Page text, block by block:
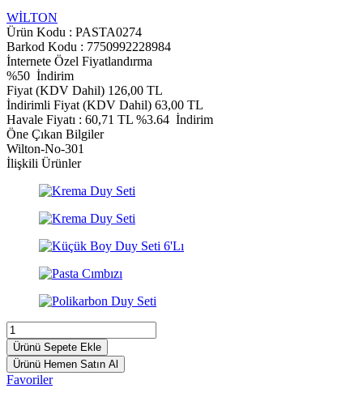
WİLTON
Ürün Kodu : PASTA0274
Barkod Kodu : 7750992228984
İnternete Özel Fiyatlandırma
%50 İndirim
Fiyat (KDV Dahil) 126,00 TL
İndirimli Fiyat (KDV Dahil) 63,00 TL
Havale Fiyatı : 60,71 TL %3.64 İndirim
Öne Çıkan Bilgiler
Wilton-No-301
İlişkili Ürünler
Ürünü Sepete Ekle
Ürünü Hemen Satın Al
Favoriler